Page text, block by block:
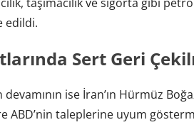
edildi.
Sert Geri
ise İran’ın Hürmüz
ABD’nin taleplerine uyum